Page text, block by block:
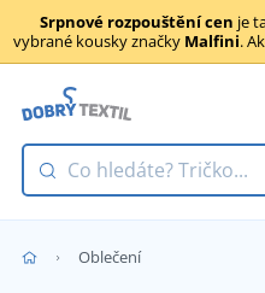
Srpnové rozpouštění cen je
vybrané kousky značky Malfini.
Oblečení